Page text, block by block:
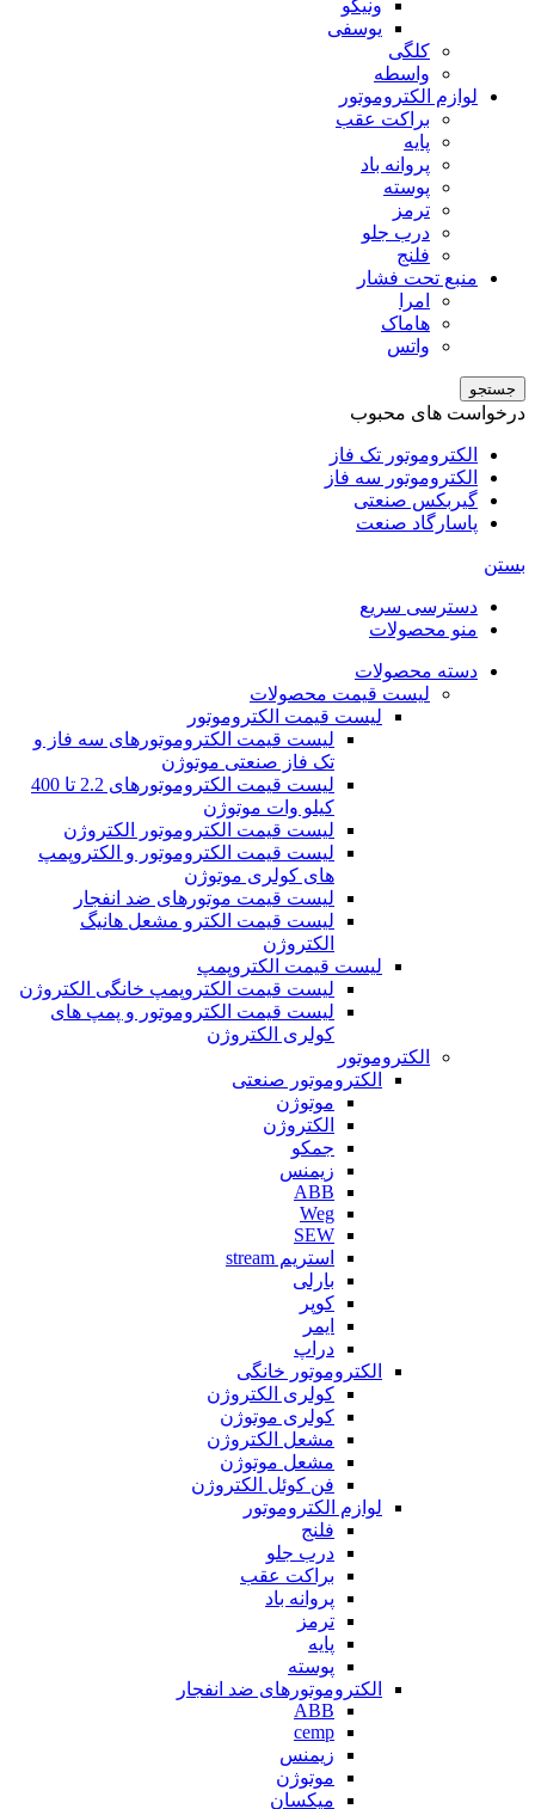
ونیکو
یوسفی
کلگی
واسطه
لوازم الکتروموتور
براکت عقب
پایه
پروانه باد
پوسته
ترمز
درب جلو
فلنج
منبع تحت فشار
امرا
هاماک
واتس
جستجو
درخواست های محبوب
الکتروموتور تک فاز
الکتروموتور سه فاز
گیربکس صنعتی
پاسارگاد صنعت
بستن
دسترسی سریع
منو محصولات
دسته محصولات
لیست قیمت محصولات
لیست قیمت الکتروموتور
لیست قیمت الکتروموتورهای سه فاز و
تک فاز صنعتی موتوژن
لیست قیمت الکتروموتورهای 2.2 تا 400
کیلو وات موتوژن
لیست قیمت الکتروموتور الکتروژن
لیست قیمت الکتروموتور و الکتروپمپ
های کولری موتوژن
لیست قیمت موتورهای ضد انفجار
لیست قیمت الکترو مشعل هانیگ
الکتروژن
لیست قیمت الکتروپمپ
لیست قیمت الکتروپمپ خانگی الکتروژن
لیست قیمت الکتروموتور و پمپ های
کولری الکتروژن
الکتروموتور
الکتروموتور صنعتی
موتوژن
الکتروژن
جمکو
زیمنس
ABB
Weg
SEW
استریم stream
بارلی
کوپر
ایمر
دراپ
الکتروموتور خانگی
کولری الکتروژن
کولری موتوژن
مشعل الکتروژن
مشعل موتوژن
فن کوئل الکتروژن
لوازم الکتروموتور
فلنج
درب جلو
براکت عقب
پروانه باد
ترمز
پایه
پوسته
الکتروموتورهای ضد انفجار
ABB
cemp
زیمنس
موتوژن
میکسان